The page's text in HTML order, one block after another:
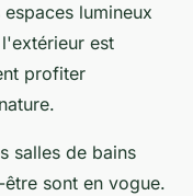
lumineux
est
profiter
salles de bains
sont en vogue.